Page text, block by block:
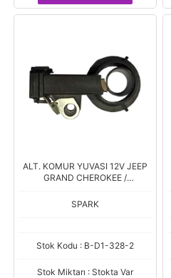
ALT. KOMUR YUVASI 12V JEEP
GRAND CHEROKEE /
- AD237 - AD244 SERISI
SPARK
Stok Kodu : B-D1-328-2
Stok Miktarı : Stokta Var